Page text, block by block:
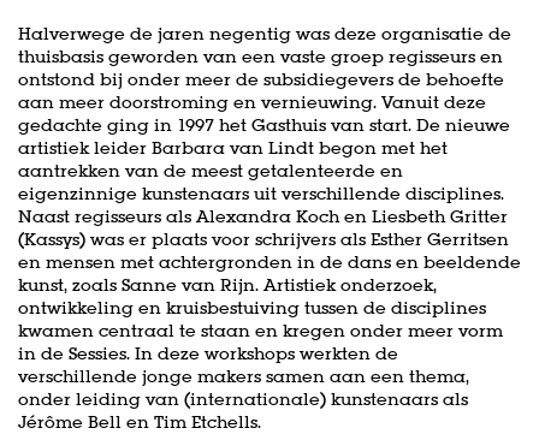
Halverwege de jaren negentig was deze organisatie de
thuisbasis geworden van een vaste groep regisseurs en
ontstond bij onder meer de subsidiegevers de behoefte
aan meer doorstroming en vernieuwing. Vanuit deze
gedachte ging in 1997 het Gasthuis van start. De nieuwe
artistiek leider Barbara van Lindt begon met het
aantrekken van de meest getalenteerde en
eigenzinnige kunstenaars uit verschillende disciplines.
Naast regisseurs als Alexandra Koch en Liesbeth Gritter
(Kassys) was er plaats voor schrijvers als Esther Gerritsen
en mensen met achtergronden in de dans en beeldende
kunst, zoals Sanne van Rijn. Artistiek onderzoek,
ontwikkeling en kruisbestuiving tussen de disciplines
kwamen centraal te staan en kregen onder meer vorm
in de Sessies. In deze workshops werkten de
verschillende jonge makers samen aan een thema,
onder leiding van (internationale) kunstenaars als
Jérôme Bell en Tim Etchells.